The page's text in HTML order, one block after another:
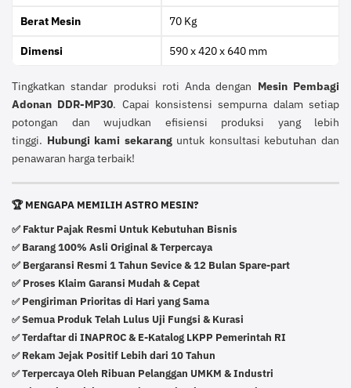
Berat Mesin 70 Kg
Dimensi 590 x 420 x 640 mm
Tingkatkan standar produksi roti Anda dengan Mesin Pembagi
Adonan DDR-MP30. Capai konsistensi sempurna dalam setiap
potongan dan wujudkan efisiensi produksi yang lebih
tinggi. Hubungi kami sekaranguntuk konsultasi kebutuhan dan
penawaran harga terbaik!
🏆 MENGAPA MEMILIH ASTRO MESIN?
✅ Faktur Pajak Resmi Untuk Kebutuhan Bisnis
✅ Barang 100% Asli Original & Terpercaya
✅ Bergaransi Resmi 1 Tahun Sevice & 12 Bulan Spare-part
✅ Proses Klaim Garansi Mudah & Cepat
✅ Pengiriman Prioritas di Hari yang Sama
✅Semua Produk Telah Lulus Uji Fungsi & Kurasi
✅Terdaftar di INAPROC & E-Katalog LKPP Pemerintah RI
✅ Rekam Jejak Positif Lebih dari 10 Tahun
✅Terpercaya Oleh Ribuan Pelanggan UMKM & Industri